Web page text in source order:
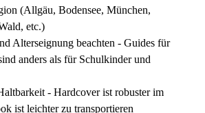
(Allgäu, Bodensee, München,
etc.)
Alterseignung beachten - Guides für
anders als für Schulkinder und
- Hardcover ist robuster im
ist leichter zu transportieren